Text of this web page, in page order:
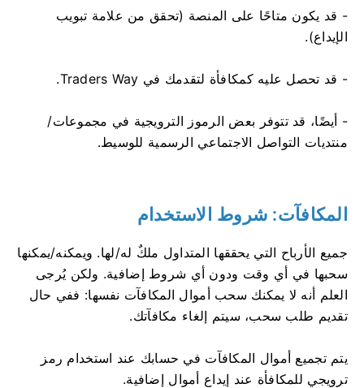
- قد يكون متاحًا على المنصة (تحقق من علامة تبويب
الإيداع).
- قد تحصل عليه كمكافأة لتقدمك في Traders Way.
- أيضًا، قد تتوفر بعض الرموز الترويجية في مجموعات/
منتديات التواصل الاجتماعي الرسمية للوسيط.
المكافآت: شروط الاستخدام
جميع الأرباح التي يحققها المتداول ملكٌ له/لها. ويمكنه/يمكنها
سحبها في أي وقت ودون أي شروط إضافية. ولكن يُرجى
العلم أنه لا يمكنك سحب أموال المكافآت نفسها: ففي حال
تقديم طلب سحب، سيتم إلغاء مكافآتك.
يتم تجميع أموال المكافآت في حسابك عند استخدام رمز
ترويجي للمكافأة عند إيداع أموال إضافية.